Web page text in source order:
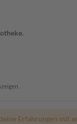
Erfahrungen mit